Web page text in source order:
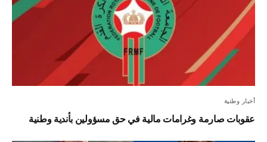
أخبار وطنية
عقوبات صارمة وغرامات مالية في حق مسؤولين بأندية وطنية